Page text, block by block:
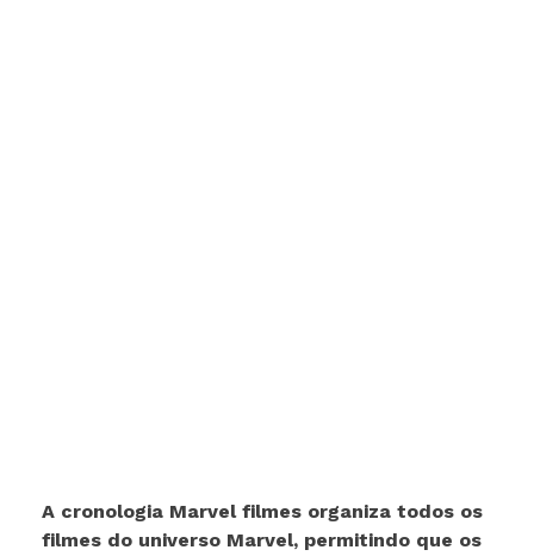
A cronologia Marvel filmes organiza todos os
filmes do universo Marvel, permitindo que os